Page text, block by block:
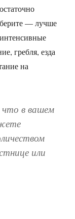
— лучше
гребля, езда
на
в вашем
или